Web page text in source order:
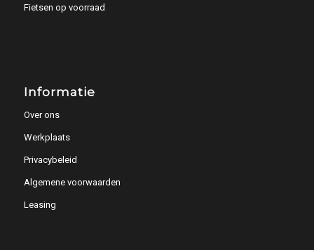
Fietsen op voorraad
Informatie
Over ons
Werkplaats
Privacybeleid
Algemene voorwaarden
Leasing